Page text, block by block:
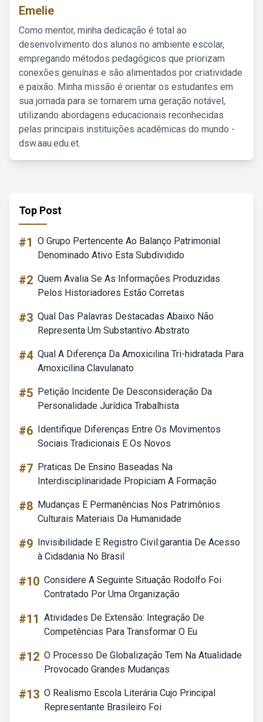
Emelie
Como mentor, minha dedicação é total ao
desenvolvimento dos alunos no ambiente escolar,
empregando métodos pedagógicos que priorizam
conexões genuínas e são alimentados por criatividade
e paixão. Minha missão é orientar os estudantes em
sua jornada para se tornarem uma geração notável,
utilizando abordagens educacionais reconhecidas
pelas principais instituições acadêmicas do mundo -
dsw.aau.edu.et.
Top Post
#1 O Grupo Pertencente Ao Balanço Patrimonial
Denominado Ativo Esta Subdividido
#2 Quem Avalia Se As Informações Produzidas
Pelos Historiadores Estão Corretas
#3 Qual Das Palavras Destacadas Abaixo Não
Representa Um Substantivo Abstrato
#4 Qual A Diferença Da Amoxicilina Tri-hidratada Para
Amoxicilina Clavulanato
#5 Petição Incidente De Desconsideração Da
Personalidade Jurídica Trabalhista
#6 Identifique Diferenças Entre Os Movimentos
Sociais Tradicionais E Os Novos
#7 Praticas De Ensino Baseadas Na
Interdisciplinaridade Propiciam A Formação
#8 Mudanças E Permanências Nos Patrimônios
Culturais Materiais Da Humanidade
#9 Invisibilidade E Registro Civil:garantia De Acesso
à Cidadania No Brasil
#10 Considere A Seguinte Situação Rodolfo Foi
Contratado Por Uma Organização
#11 Atividades De Extensão: Integração De
Competências Para Transformar O Eu
#12 O Processo De Globalização Tem Na Atualidade
Provocado Grandes Mudanças
#13 O Realismo Escola Literária Cujo Principal
Representante Brasileiro Foi